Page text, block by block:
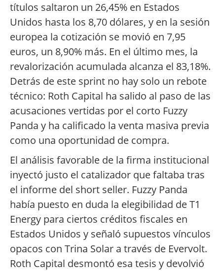
títulos saltaron un 26,45% en Estados
Unidos hasta los 8,70 dólares, y en la sesión
europea la cotización se movió en 7,95
euros, un 8,90% más. En el último mes, la
revalorización acumulada alcanza el 83,18%.
Detrás de este sprint no hay solo un rebote
técnico: Roth Capital ha salido al paso de las
acusaciones vertidas por el corto Fuzzy
Panda y ha calificado la venta masiva previa
como una oportunidad de compra.
El análisis favorable de la firma institucional
inyectó justo el catalizador que faltaba tras
el informe del short seller. Fuzzy Panda
había puesto en duda la elegibilidad de T1
Energy para ciertos créditos fiscales en
Estados Unidos y señaló supuestos vínculos
opacos con Trina Solar a través de Evervolt.
Roth Capital desmontó esa tesis y devolvió